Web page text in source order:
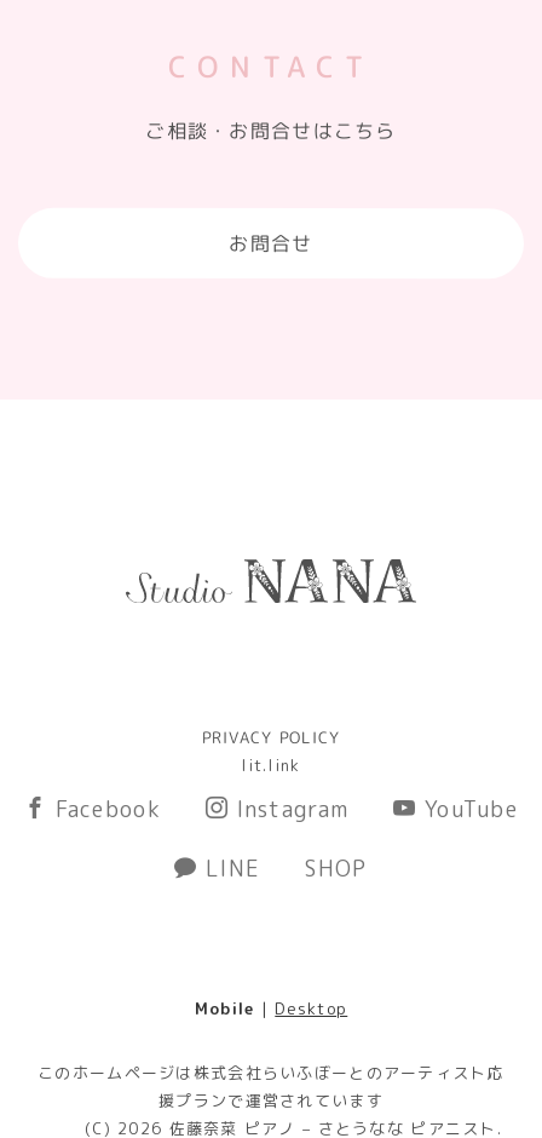
CONTACT
ご相談・お問合せはこちら
お問合せ
PRIVACY POLICY
lit.link
Facebook Instagram
YouTube
LINE
SHOP
Mobile | Desktop
このホームページは株式会社らいふぼーとのアーティスト応
援プランで運営されています
(C) 2026 佐藤奈菜 ピアノ – さとうなな ピアニスト .